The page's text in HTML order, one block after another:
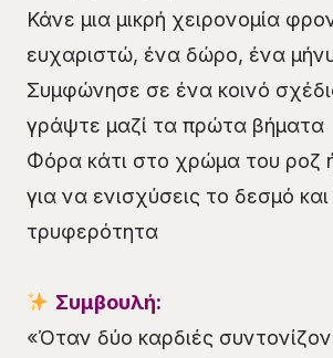
Κάνε μια μικρή χειρονομία
ευχαριστώ, ένα δώρο, ένα
Συμφώνησε σε ένα κοινό
γράψτε μαζί τα πρώτα βήματα
Φόρα κάτι στο χρώμα του ροζ
για να ενισχύσεις το δεσμό
τρυφερότητα
Συμβουλή:
«Όταν δύο καρδιές